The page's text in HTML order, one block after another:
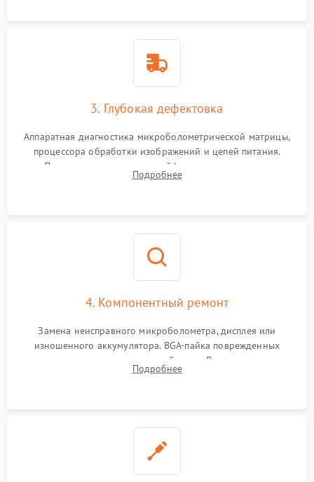
3. Глубокая дефектовка
Аппаратная диагностика микроболометрической матрицы,
процессора обработки изображений и цепей питания.
Проверка целостности шлейфов, модуля памяти и
интерфейсов связи. Выявление сгоревших SMD-компонентов
Подробнее
4. Компонентный ремонт
Замена неисправного микроболометра, дисплея или
изношенного аккумулятора. BGA-пайка поврежденных
контроллеров на материнской плате. Восстановление
разъемов и кнопок, замена поврежденных элементов
Подробнее